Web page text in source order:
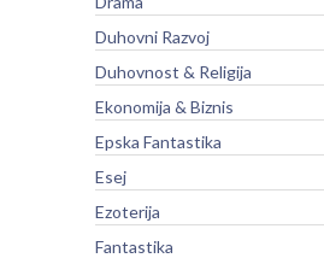
Duhovni Razvoj
Duhovnost & Religija
Ekonomija & Biznis
Epska Fantastika
Esej
Ezoterija
Fantastika